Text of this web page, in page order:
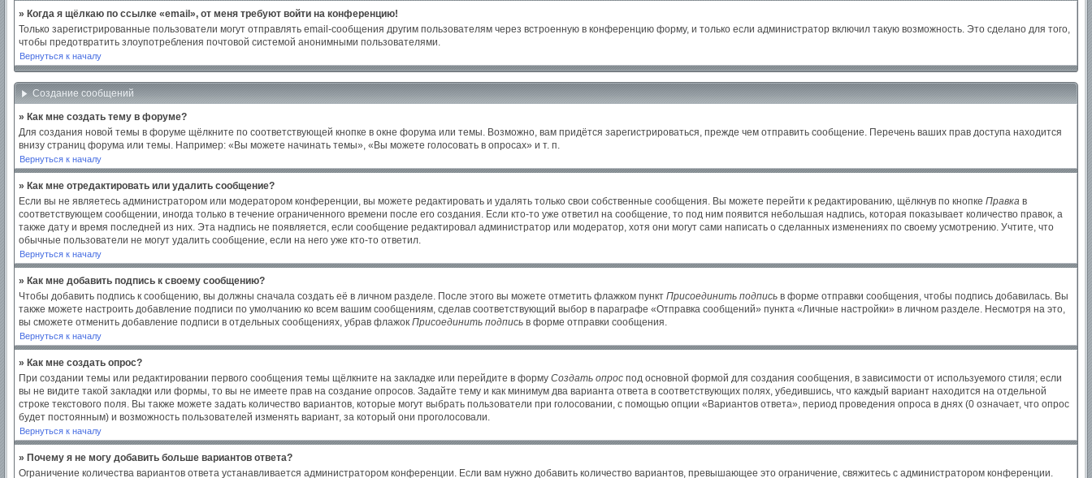
» Когда я щёлкаю по ссылке «email», от меня требуют войти на конференцию!
Только зарегистрированные пользователи могут отправлять email-сообщения другим пользователям через встроенную в конференцию форму, и только если администратор включил такую возможность. Это сделано для того,
чтобы предотвратить злоупотребления почтовой системой анонимными пользователями.
Вернуться к началу
Создание сообщений
» Как мне создать тему в форуме?
Для создания новой темы в форуме щёлкните по соответствующей кнопке в окне форума или темы. Возможно, вам придётся зарегистрироваться, прежде чем отправить сообщение. Перечень ваших прав доступа находится
внизу страниц форума или темы. Например: «Вы можете начинать темы», «Вы можете голосовать в опросах» и т. п.
Вернуться к началу
» Как мне отредактировать или удалить сообщение?
Если вы не являетесь администратором или модератором конференции, вы можете редактировать и удалять только свои собственные сообщения. Вы можете перейти к редактированию, щёлкнув по кнопке Правка в
соответствующем сообщении, иногда только в течение ограниченного времени после его создания. Если кто-то уже ответил на сообщение, то под ним появится небольшая надпись, которая показывает количество правок, а
также дату и время последней из них. Эта надпись не появляется, если сообщение редактировал администратор или модератор, хотя они могут сами написать о сделанных изменениях по своему усмотрению. Учтите, что
обычные пользователи не могут удалить сообщение, если на него уже кто-то ответил.
Вернуться к началу
» Как мне добавить подпись к своему сообщению?
Чтобы добавить подпись к сообщению, вы должны сначала создать её в личном разделе. После этого вы можете отметить флажком пункт Присоединить подпись в форме отправки сообщения, чтобы подпись добавилась. Вы
также можете настроить добавление подписи по умолчанию ко всем вашим сообщениям, сделав соответствующий выбор в параграфе «Отправка сообщений» пункта «Личные настройки» в личном разделе. Несмотря на это,
вы сможете отменить добавление подписи в отдельных сообщениях, убрав флажок Присоединить подпись в форме отправки сообщения.
Вернуться к началу
» Как мне создать опрос?
При создании темы или редактировании первого сообщения темы щёлкните на закладке или перейдите в форму Создать опрос под основной формой для создания сообщения, в зависимости от используемого стиля; если
вы не видите такой закладки или формы, то вы не имеете прав на создание опросов. Задайте тему и как минимум два варианта ответа в соответствующих полях, убедившись, что каждый вариант находится на отдельной
строке текстового поля. Вы также можете задать количество вариантов, которые могут выбрать пользователи при голосовании, с помощью опции «Вариантов ответа», период проведения опроса в днях (0 означает, что опрос
будет постоянным) и возможность пользователей изменять вариант, за который они проголосовали.
Вернуться к началу
» Почему я не могу добавить больше вариантов ответа?
Ограничение количества вариантов ответа устанавливается администратором конференции. Если вам нужно добавить количество вариантов, превышающее это ограничение, свяжитесь с администратором конференции.